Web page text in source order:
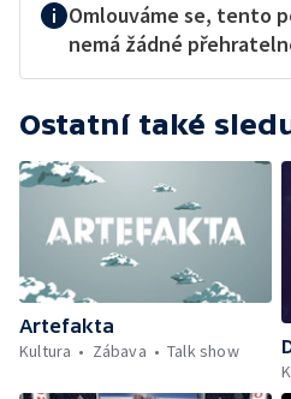
Omlouváme se, tento
nemá žádné
Ostatní také
Artefakta
Kultura
Zábava Talk show